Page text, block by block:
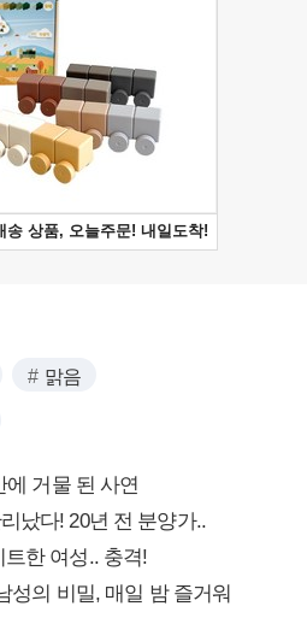
맑음
에 거물 된 사연
났다! 20년 전 분양가..
한 여성.. 충격!
성의 비밀, 매일 밤 즐거워